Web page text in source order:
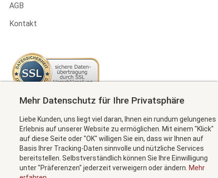
AGB
Kontakt
Newsletter abonnieren
MEHR INFORMATION
Mehr Datenschutz für Ihre Privatsphäre
Liebe Kunden, uns liegt viel daran, Ihnen ein rundum gelungenes
Erlebnis auf unserer Website zu ermöglichen. Mit einem "Klick"
auf diese Seite oder "OK" willigen Sie ein, dass wir Ihnen auf
Basis Ihrer Tracking-Daten sinnvolle und nützliche Services
bereitstellen. Selbstverständlich können Sie Ihre Einwilligung
unter "Präferenzen" jederzeit verweigern oder ändern. Mehr